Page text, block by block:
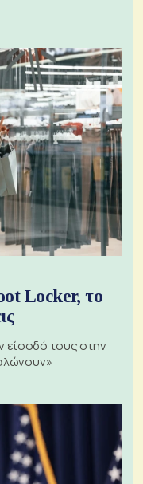
Locker, το
είσοδό τους στην